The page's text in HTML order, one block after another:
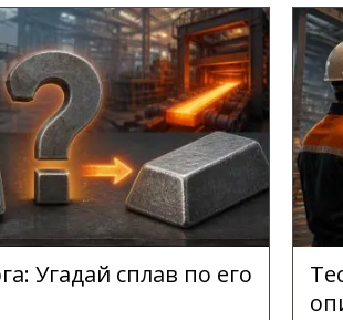
Угадай сплав по его